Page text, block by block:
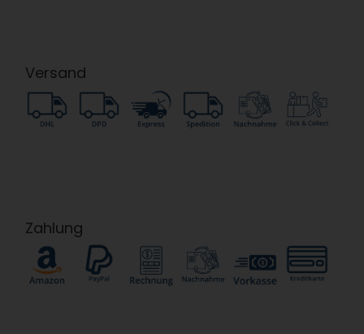
Versand
Zahlung